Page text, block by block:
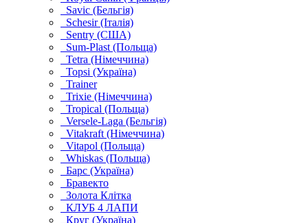
Savic (Бельгія)
Schesir (Італія)
Sentry (США)
Sum-Plast (Польща)
Tetra (Німеччина)
Topsi (Україна)
Trainer
Trixie (Німеччина)
Tropical (Польща)
Versele-Laga (Бельгія)
Vitakraft (Німеччина)
Vitapol (Польща)
Whiskas (Польща)
Барс (Україна)
Бравекто
Золота Клітка
КЛУБ 4 ЛАПИ
Круг (Україна)